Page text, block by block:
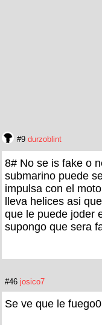
#9 durzoblint
8# No se is fake o
submarino puede
impulsa con el
lleva helices asi
que le puede joder
supongo que sera
#46 josico7
Se ve que le